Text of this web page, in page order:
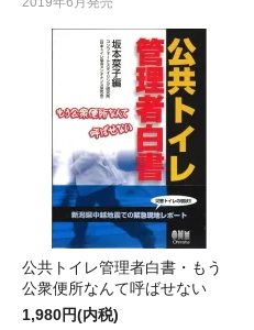
公共トイレ管理者白書・もう
公衆便所なんて呼ばせない
1,980円(内税)